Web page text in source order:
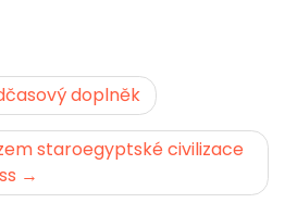
doplněk
staroegyptské civilizace